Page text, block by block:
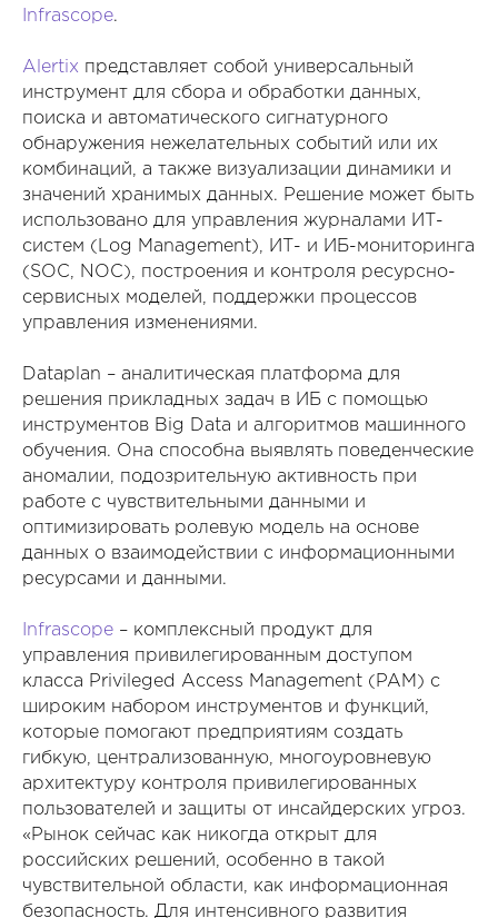
Infrascope.
Alertix представляет собой универсальный
инструмент для сбора и обработки данных,
поиска и автоматического сигнатурного
обнаружения нежелательных событий или их
комбинаций, а также визуализации динамики и
значений хранимых данных. Решение может быть
использовано для управления журналами ИТ-
систем (Log Management), ИТ- и ИБ-мониторинга
(SOC, NOC), построения и контроля ресурсно-
сервисных моделей, поддержки процессов
управления изменениями.
Dataplan – аналитическая платформа для
решения прикладных задач в ИБ с помощью
инструментов Big Data и алгоритмов машинного
обучения. Она способна выявлять поведенческие
аномалии, подозрительную активность при
работе с чувствительными данными и
оптимизировать ролевую модель на основе
данных о взаимодействии с информационными
ресурсами и данными.
Infrascope – комплексный продукт для
управления привилегированным доступом
класса Privileged Access Management (PAM) с
широким набором инструментов и функций,
которые помогают предприятиям создать
гибкую, централизованную, многоуровневую
архитектуру контроля привилегированных
пользователей и защиты от инсайдерских угроз.
«Рынок сейчас как никогда открыт для
российских решений, особенно в такой
чувствительной области, как информационная
безопасность. Для интенсивного развития